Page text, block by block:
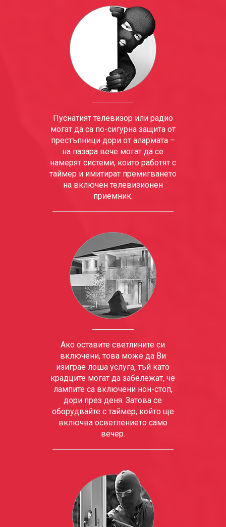
Пуснатият телевизор или радио
могат да са по-сигурна защита от
престъпници дори от алармата –
на пазара вече могат да се
намерят системи, които работят с
таймер и имитират премигването
на включен телевизионен
приемник.
Ако оставите светлините си
включени, това може да Ви
изиграе лоша услуга, тъй като
крадците могат да забележат, че
лампите са включени нон-стоп,
дори през деня. Затова се
оборудвайте с таймер, който ще
включва осветлението само
вечер.